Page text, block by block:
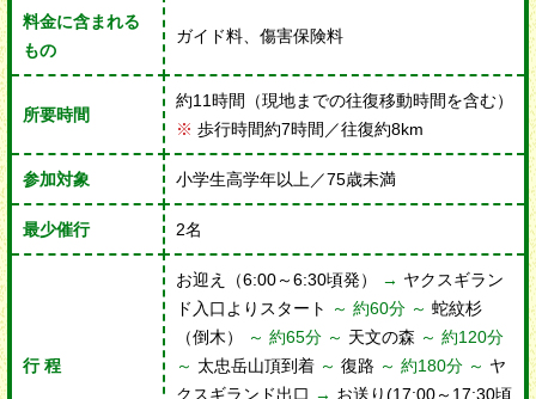
料金に含まれる
もの
ガイド料、傷害保険料
所要時間
約11時間（現地までの往復移動時間を含む）
※ 歩行時間約7時間／往復約8km
参加対象 小学生高学年以上／75歳未満
最少催行 2名
行 程
お迎え（6:00～6:30頃発） → ヤクスギラン
ド入口よりスタート
～ 約60分 ～ 蛇紋杉
（倒木）
～ 約65分 ～ 天文の森 ～ 約120分
～ 太忠岳山頂到着～ 復路 ～ 約180分 ～ ヤ
クスギランド出口 → お送り(17:00～17:30頃